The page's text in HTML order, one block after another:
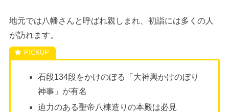
地元では八幡さんと呼ばれ親しまれ、初詣には多くの人
が訪れます。
石段134段をかけのぼる「大神輿かけのぼり
神事」が有名
迫力のある聖帝八棟造りの本殿は必見